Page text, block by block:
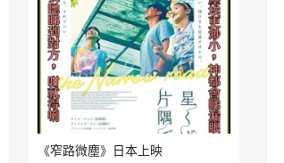
《窄路微塵》日本上映